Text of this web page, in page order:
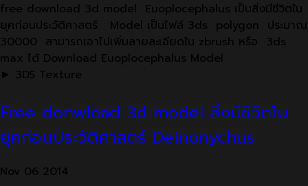
free download 3d model Euoplocephalus เป็นสิ่งมีชีวิตใน
ยุคก่อนประวัติศาสตร์ Model เป็นไฟล์ 3ds polygon ประมาณ
30000 สามารถเอาไปเพิ่มลายละเอียดใน zbrush หรือ 3ds
max ได้ Download Euoplocephalus Model
► 3DS Texture
Free donwload 3d model สิ่งมีชีวิตใน
ยุคก่อนประวัติศาสตร์ Deinonychus
Nov 06 2014